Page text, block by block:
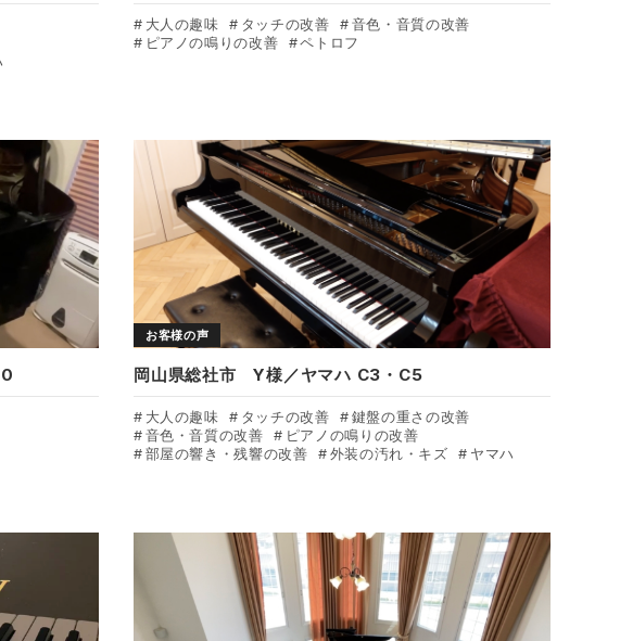
大人の趣味 タッチの改善
音色・音質の改善
ピアノの鳴りの改善
ペトロフ
お客様の声
岡山県総社市 Y様／ヤマハ C3・C5
大人の趣味 タッチの改善
鍵盤の重さの改善
音色・音質の改善
ピアノの鳴りの改善
部屋の響き・残響の改善
外装の汚れ・キズ ヤマハ